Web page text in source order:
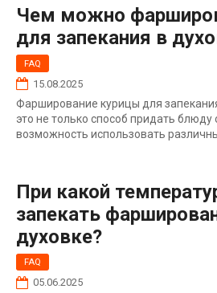
Чем можно
для запекания в
FAQ
15.08.2025
Фарширование курицы для
это не только способ придать блюду
возможность использовать
При какой
запекать
духовке?
FAQ
05.06.2025